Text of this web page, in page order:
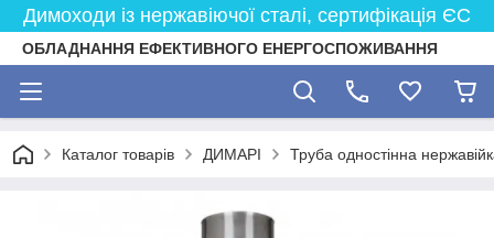
Димоходи із нержавіючої сталі, сертифікація ЄС
ОБЛАДНАННЯ ЕФЕКТИВНОГО ЕНЕРГОСПОЖИВАННЯ
Каталог товарів ДИМАРІ Труба одностінна